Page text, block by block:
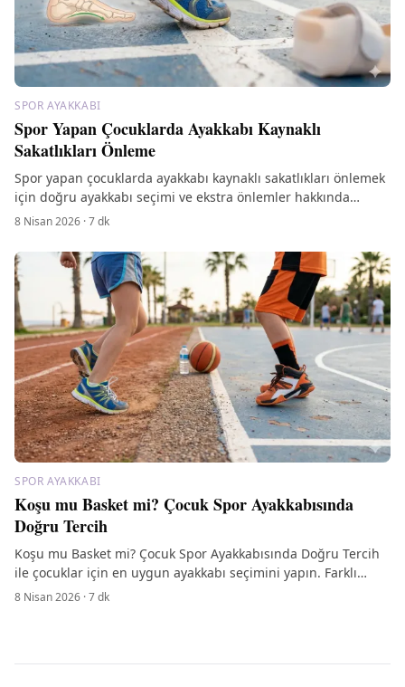
SPOR AYAKKABI
Spor Yapan Çocuklarda Ayakkabı Kaynaklı
Sakatlıkları Önleme
Spor yapan çocuklarda ayakkabı kaynaklı sakatlıkları önlemek
için doğru ayakkabı seçimi ve ekstra önlemler hakkında
bilgilere ulaşın. Çocuklar için en iyi seçenekler!
8 Nisan 2026 ·7dk
SPOR AYAKKABI
Koşu mu Basket mi? Çocuk Spor Ayakkabısında
Doğru Tercih
Koşu mu Basket mi? Çocuk Spor Ayakkabısında Doğru Tercih
ile çocuklar için en uygun ayakkabı seçimini yapın. Farklı
tasarım özelliklerini keşfedin!
8 Nisan 2026 ·7dk